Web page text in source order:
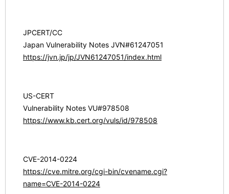
JPCERT/CC
Japan Vulnerability Notes JVN#61247051
https://jvn.jp/jp/JVN61247051/index.html
US-CERT
Vulnerability Notes VU#978508
https://www.kb.cert.org/vuls/id/978508
CVE-2014-0224
https://cve.mitre.org/cgi-bin/cvename.cgi?
name=CVE-2014-0224